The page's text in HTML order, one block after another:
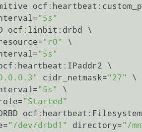
"5s"
ocf:linbit:drbd \
"r0"
\
"5s"
\
cidr_netmask="27"
\
"5s"
\
"Started"
"/dev/drbd1" directory="/